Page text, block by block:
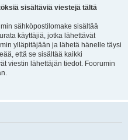
sisältäviä viestejä tältä
sähköpostilomake sisältää
käyttäjiä, jotka lähettävät
ylläpitäjään ja lähetä hänelle täysi
että se sisältää kaikki
viestin lähettäjän tiedot. Foorumin